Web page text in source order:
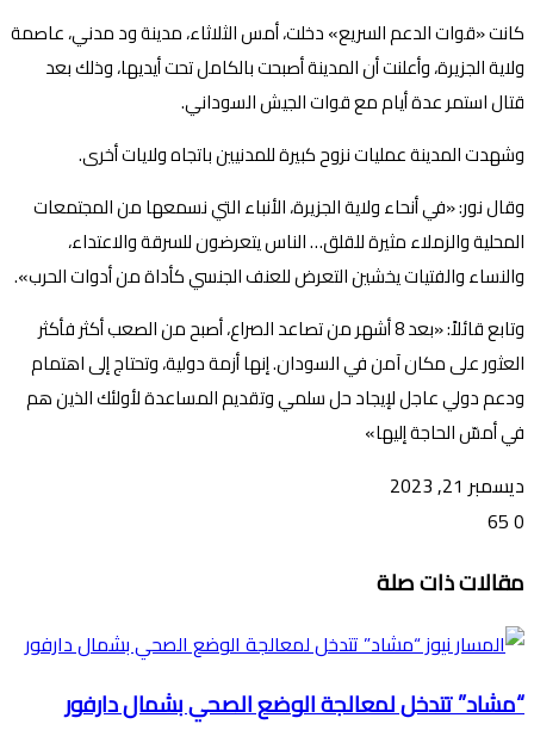
كانت «قوات الدعم السريع» دخلت، أمس الثلاثاء، مدينة ود مدني، عاصمة
ولاية الجزيرة، وأعلنت أن المدينة أصبحت بالكامل تحت أيديها، وذلك بعد
قتال استمر عدة أيام مع قوات الجيش السوداني.
وشهدت المدينة عمليات نزوح كبيرة للمدنيين باتجاه ولايات أخرى.
وقال نور: «في أنحاء ولاية الجزيرة، الأنباء التي نسمعها من المجتمعات
المحلية والزملاء مثيرة للقلق… الناس يتعرضون للسرقة والاعتداء،
والنساء والفتيات يخشين التعرض للعنف الجنسي كأداة من أدوات الحرب».
وتابع قائلاً: «بعد 8 أشهر من تصاعد الصراع، أصبح من الصعب أكثر فأكثر
العثور على مكان آمن في السودان. إنها أزمة دولية، وتحتاج إلى اهتمام
ودعم دولي عاجل لإيجاد حل سلمي وتقديم المساعدة لأولئك الذين هم
في أمسّ الحاجة إليها»
ديسمبر 21, 2023
0
عبر
البريد
مقالات ذات صلة
“مشاد” تتدخل لمعالجة الوضع الصحي بشمال دارفور